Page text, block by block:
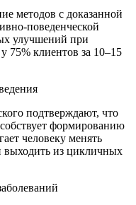
методов с доказанной
поведенческой
улучшений при
75% клиентов за 10–15
подтверждают, что
формированию
человеку менять
выходить из цикличных